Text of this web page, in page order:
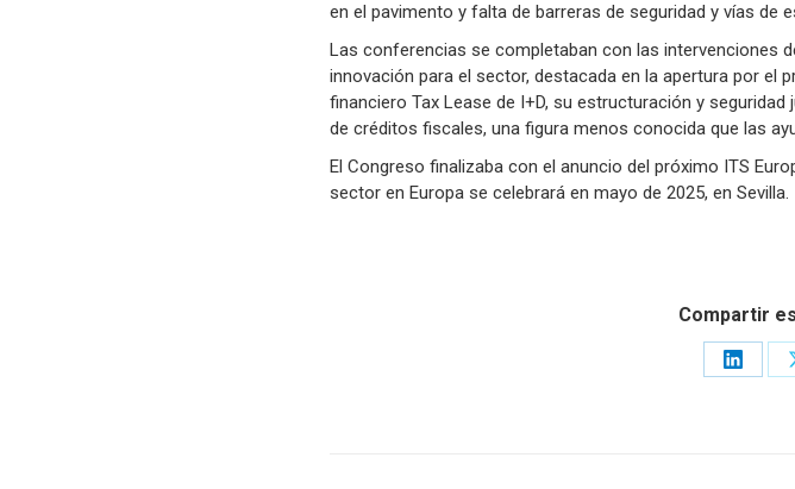
en el pavimento y falta de barreras de seguridad y vías de
Las conferencias se completaban con las intervenciones
innovación para el sector, destacada en la apertura por el
financiero Tax Lease de I+D, su estructuración y
de créditos fiscales, una figura menos conocida que las
El Congreso finalizaba con el anuncio del próximo ITS
sector en Europa se celebrará en mayo de 2025, en Sevilla.
Compartir
Share